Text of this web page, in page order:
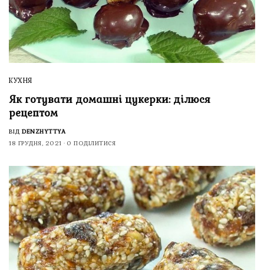
КУХНЯ
Як готувати домашні цукерки: ділюся
рецептом
ВІД DENZHYTTYA
18 ГРУДНЯ, 2021
0 ПОДІЛИТИСЯ